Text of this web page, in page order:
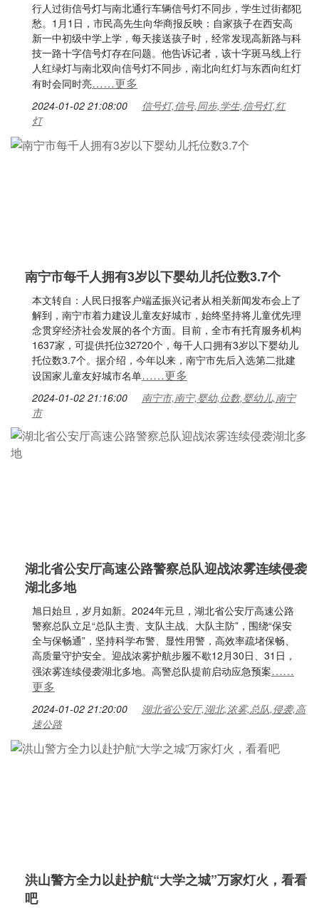
行人过街信号灯与南北通行车辆信号灯不同步，学生过街都犯
愁。1月1日，市民高先生向华商报反映：自家孩子在西安高
新一中初级中学上学，每天接送孩子时，经常发现高新路与科
技一路十字信号灯存在问题。他告诉记者，该十字斑马线上行
人红绿灯与南北双向信号灯不同步，南北向红灯与东西向红灯
有时会同时亮……更多
2024-01-02 21:08:00
信号灯,信号,同步,学生,信号灯,红
灯
南宁市每千人拥有3岁以下婴幼儿托位数3.7个
本文转自：人民日报客户端孟振兴记者从相关新闻发布会上了
解到，南宁市着力建设儿童友好城市，始终坚持将儿童优先理
念贯穿经济社会发展的各个方面。目前，全市有托育服务机构
1637家，可提供托位32720个，每千人口拥有3岁以下婴幼儿
托位数3.7个。据介绍，今年以来，南宁市先后入选第二批建
设国家儿童友好城市名单……更多
2024-01-02 21:16:00
南宁市,南宁,婴幼,位数,婴幼儿,南宁
市
湖北省公安厅高速公路警察总队迎战浓雾连续侵袭
湖北多地
旭日始旦，岁月如新。2024年元旦，湖北省公安厅高速公路
警察总队立足“总队主责、支队主战、大队主防”，围绕“保安
全与保畅通”，坚持科学布警、显性用警，高效率疏堵保畅、
高质量守护安全。迎战浓雾护航步履不歇12月30日、31日，
强浓雾连续侵袭湖北多地。高警总队提前启动应急预案……
更多
2024-01-02 21:20:00
湖北省公安厅,湖北,浓雾,总队,侵袭,高
速公路
洪山警方全力以赴护航“大学之城”万家灯火，看看
吧